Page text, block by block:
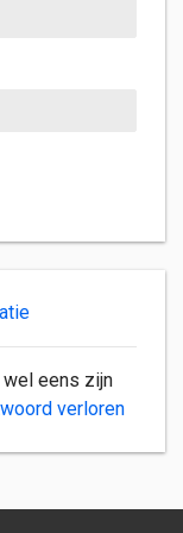
eens zijn
verloren